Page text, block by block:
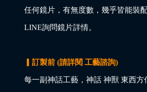
任何鏡片，有無度數，幾乎皆能裝
LINE詢問鏡片詳情。
▎訂製前 (請詳閱 工藝諮詢)
每一副神話工藝，神話 神獸 東西方